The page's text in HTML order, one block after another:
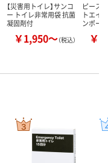
【災害用トイレ】サンコ
ー トイレ非常用袋 抗菌
凝固剤付
￥1,950～（税込）
ピース
トエイ
ンポーチ
￥